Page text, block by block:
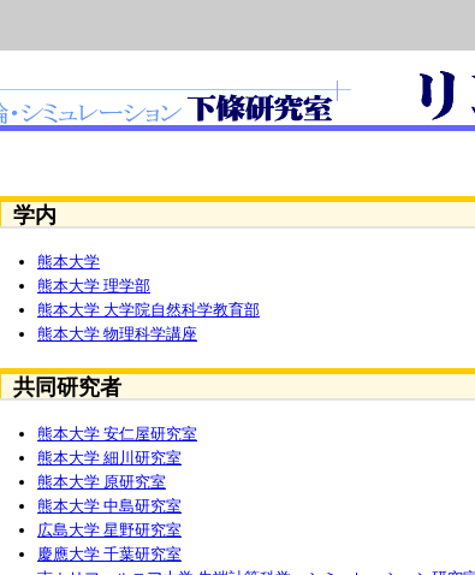
学内
熊本大学
熊本大学 理学部
熊本大学 大学院自然科学教育部
熊本大学 物理科学講座
共同研究者
熊本大学 安仁屋研究室
熊本大学 細川研究室
熊本大学 原研究室
熊本大学 中島研究室
広島大学 星野研究室
慶應大学 千葉研究室